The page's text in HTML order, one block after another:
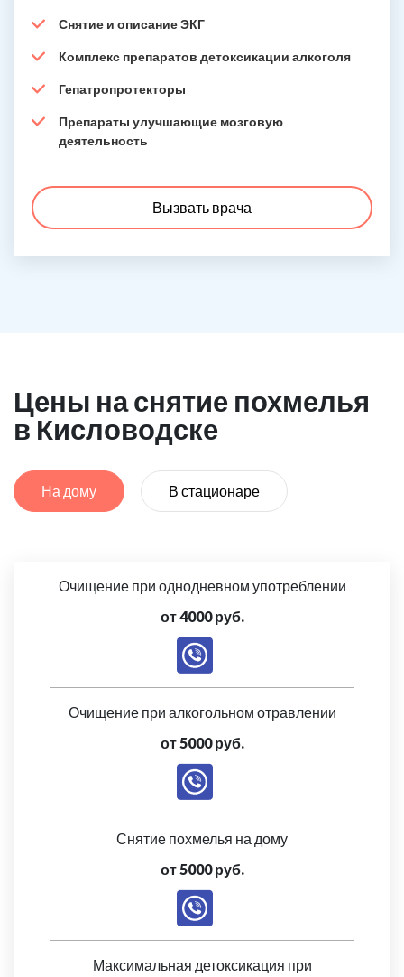
Снятие и описание ЭКГ
Комплекс препаратов детоксикации алкоголя
Гепатропротекторы
Препараты улучшающие мозговую
деятельность
Вызвать врача
Цены на снятие похмелья
в Кисловодске
На дому В стационаре
Очищение при однодневном употреблении
от 4000 руб.
Очищение при алкогольном отравлении
от 5000 руб.
Снятие похмелья на дому
от 5000 руб.
Максимальная детоксикация при